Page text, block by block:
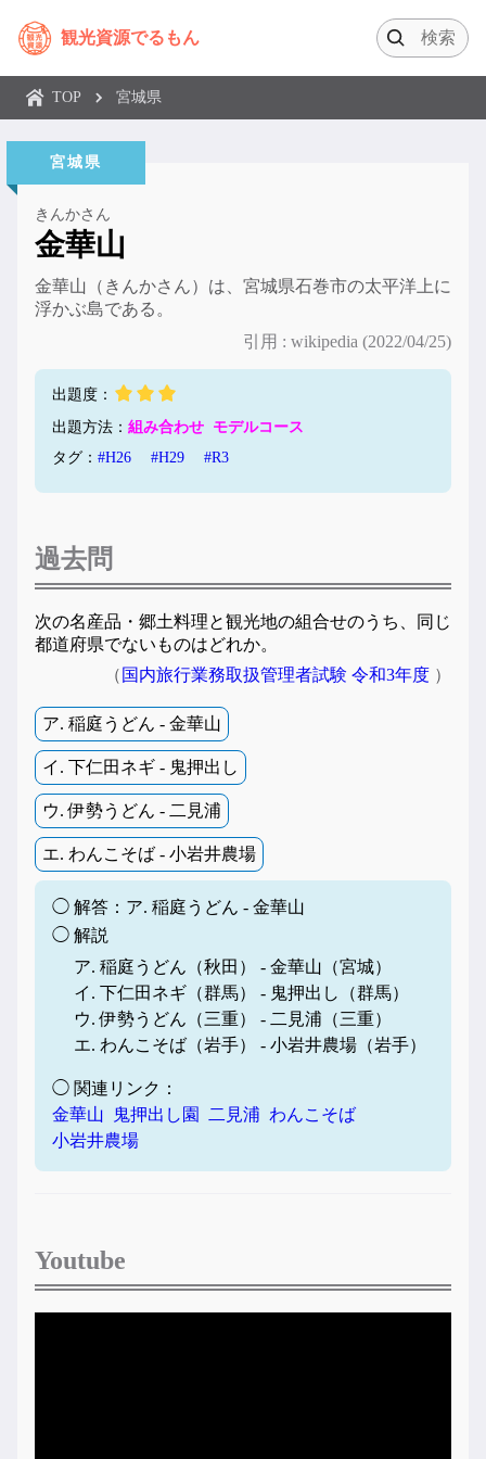
観光資源でるもん
TOP 宮城県
宮城県
きんかさん
金華山
金華山（きんかさん）は、宮城県石巻市の太平洋上に
浮かぶ島である。
引用 : wikipedia (2022/04/25)
出題度：
出題方法： 組み合わせ モデルコース
タグ： #H26 #H29 #R3
過去問
次の名産品・郷土料理と観光地の組合せのうち、同じ
都道府県でないものはどれか。
（ 国内旅行業務取扱管理者試験 令和3年度 ）
ア. 稲庭うどん - 金華山
イ. 下仁田ネギ - 鬼押出し
ウ. 伊勢うどん - 二見浦
エ. わんこそば - 小岩井農場
◯ 解答：ア. 稲庭うどん - 金華山
◯ 解説
ア. 稲庭うどん（秋田） - 金華山（宮城）
イ. 下仁田ネギ（群馬） - 鬼押出し（群馬）
ウ. 伊勢うどん（三重） - 二見浦（三重）
エ. わんこそば（岩手） - 小岩井農場（岩手）
◯ 関連リンク：
金華山
鬼押出し園 二見浦 わんこそば
小岩井農場
Youtube